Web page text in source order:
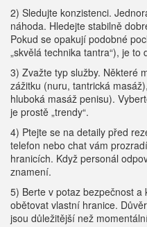
2) Sledujte konzistenci.
náhoda. Hledejte stabilně
Pokud se opakují podobné
„skvělá technika tantra“), je to
3) Zvažte typ služby. Některé
zážitku (nuru, tantrická
hluboká masáž penisu).
je prostě „trendy“.
4) Ptejte se na detaily před
telefon nebo chat vám
hranicích. Když personál
znamení.
5) Berte v potaz bezpečnost
obětovat vlastní hranice.
jsou důležitější než